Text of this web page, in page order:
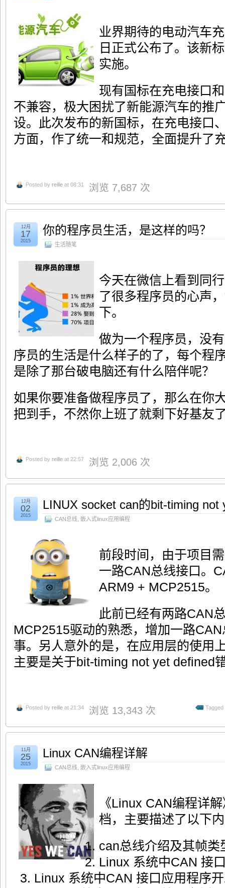
业界期待的电动汽车
日正式公布了。该新
实施。
现有国标在充电接口
不兼容，极大困扰了新能源汽车的推
设。此次发布的新国标，在充电接口
方面，作了统一和规范，全面提升了
Posted by reille at 08:31 浏览 7,687 次
你的程序员生活，是这样的吗？
生活随笔
12月
17
2015
今天在微信上看到同
了很多程序员的心声
下。
做为一个程序员，没
序员的生活是什么样子的了，每个程
是除了那台破电脑还有什么陪伴呢？
如果你要准备做程序员了，那么在你
把到手，不然你上班了就剩下好基友
Posted by reille at 22:57 浏览 2,006 次
LINUX socket can的bit-timing not
CAN总线 嵌入式linux应用编程
12月
02
2015
前段时间，由于项目
一路CAN总线接口。
ARM9 + MCP2515。
此前已经有两路CAN
MCP2515驱动的熟悉，增加一路
事。另人意外的是，在应用层的使用
主要是关于bit-timing not yet defined
Posted by reille at 21:34 浏览 13,343 次
Linux CAN编程详解
CAN总线 嵌入式linux应用编程
11月
25
2015
《Linux CAN编程详
档，主要描述了以下
can总线介绍及其帧类
Linux 系统中CAN 接
Linux 系统中CAN 接口应用程序